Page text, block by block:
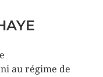
au régime de